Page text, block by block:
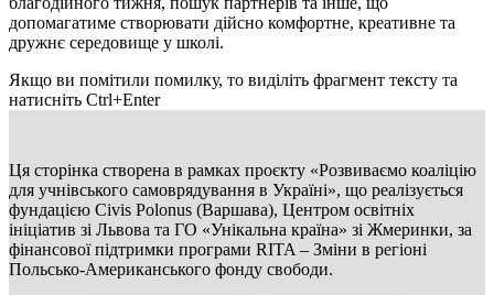
допомагатиме створювати дійсно комфортне, креативне та
дружнє середовище у школі.
Якщо ви помітили помилку, то виділіть фрагмент тексту та
натисніть Ctrl+Enter
Ця сторінка створена в рамках проєкту «Розвиваємо коаліцію
для учнівського самоврядування в Україні», що реалізується
фундацією Civis Polonus (Варшава), Центром освітніх
ініціатив зі Львова та ГО «Унікальна країна» зі Жмеринки, за
фінансової підтримки програми RITA – Зміни в регіоні
Польсько-Американського фонду свободи.